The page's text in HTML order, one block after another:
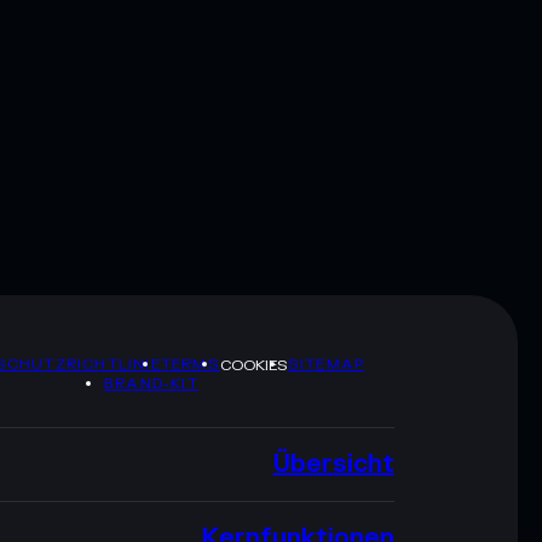
TERMSCOOKIESSITEMAP
BRAND-KIT
Übersicht